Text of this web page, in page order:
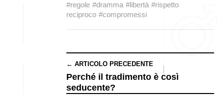
#regole #dramma #libertà #rispetto
reciproco #compromessi
← ARTICOLO PRECEDENTE
Perché il tradimento è così
seducente?